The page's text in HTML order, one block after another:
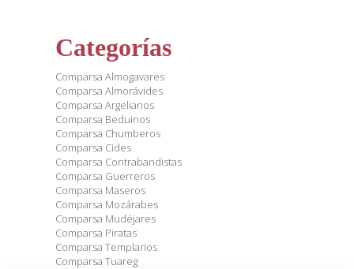
Categorías
Comparsa Almogavares
Comparsa Almorávides
Comparsa Argelianos
Comparsa Beduinos
Comparsa Chumberos
Comparsa Cides
Comparsa Contrabandistas
Comparsa Guerreros
Comparsa Maseros
Comparsa Mozárabes
Comparsa Mudéjares
Comparsa Piratas
Comparsa Templarios
Comparsa Tuareg